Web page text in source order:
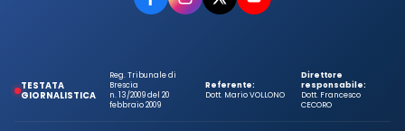
TESTATA
GIORNALISTICA
Reg. Tribunale di
Brescia
n. 13/2009 del 20
febbraio 2009
Referente:
Dott. Mario VOLLONO
Direttore
responsabile:
Dott. Francesco
CECORO